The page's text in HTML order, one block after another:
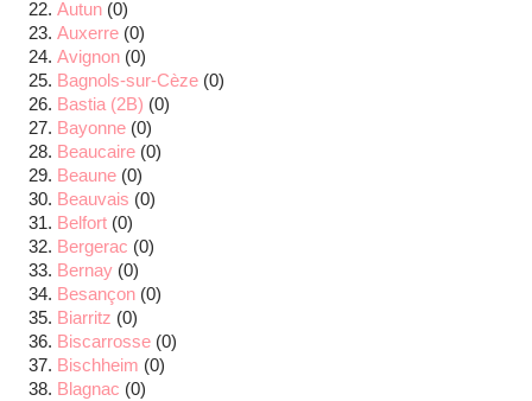
Autun (0)
Auxerre (0)
Avignon (0)
Bagnols-sur-Cèze (0)
Bastia (2B) (0)
Bayonne (0)
Beaucaire (0)
Beaune (0)
Beauvais (0)
Belfort (0)
Bergerac (0)
Bernay (0)
Besançon (0)
Biarritz (0)
Biscarrosse (0)
Bischheim (0)
Blagnac (0)